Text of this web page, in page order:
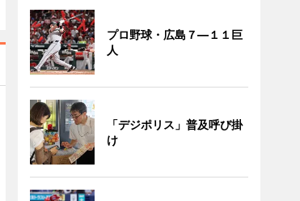
プロ野球・広島７―１１巨
人
「デジポリス」普及呼び掛
け